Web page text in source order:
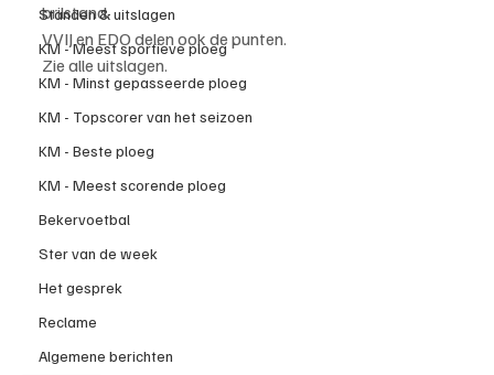
Standen & uitslagen
KM - Meest sportieve ploeg
KM - Minst gepasseerde ploeg
KM - Topscorer van het seizoen
KM - Beste ploeg
KM - Meest scorende ploeg
Bekervoetbal
Ster van de week
Het gesprek
Reclame
Algemene berichten
brilstand.
VVIJ en EDO delen ook de punten.
Zie alle uitslagen.